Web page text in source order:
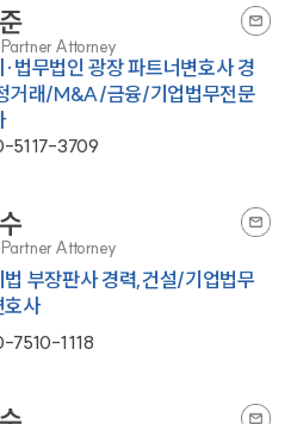
Attorney
법무법인 광장 파트너변호사 경
거래/M&A/금융/기업법무전문
5117-3709
Attorney
법 부장판사 경력,건설/기업법무
호사
7510-1118